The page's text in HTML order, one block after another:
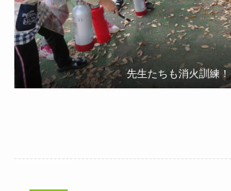
先生たちも消火訓練！